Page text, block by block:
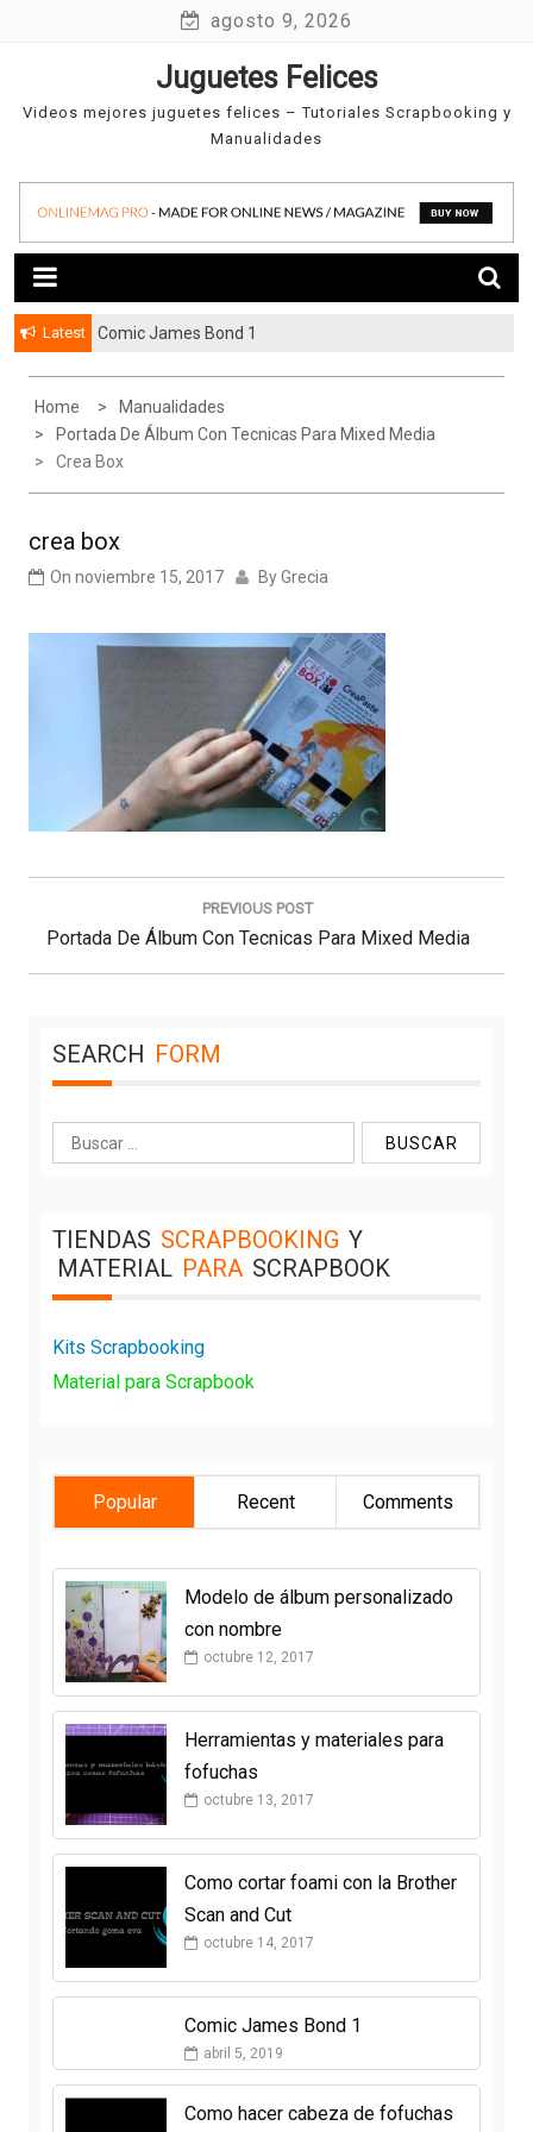
agosto 9, 2026
Juguetes Felices
Videos mejores juguetes felices – Tutoriales Scrapbooking y
Manualidades
Latest Comic James Bond 1
Home
Manualidades
Portada De Álbum Con Tecnicas Para Mixed Media
Crea Box
crea box
On noviembre 15, 2017 ByGrecia
Navegación
PREVIOUS POST
Previous
Post:
Portada De Álbum Con Tecnicas Para Mixed Media
SEARCH FORM
Buscar:
TIENDAS SCRAPBOOKING Y
MATERIAL PARA SCRAPBOOK
Kits Scrapbooking
Material para Scrapbook
Popular Recent Comments
Modelo de álbum personalizado
con nombre
octubre 12, 2017
Herramientas y materiales para
fofuchas
octubre 13, 2017
Como cortar foami con la Brother
Scan and Cut
octubre 14, 2017
Comic James Bond 1
abril 5, 2019
Como hacer cabeza de fofuchas